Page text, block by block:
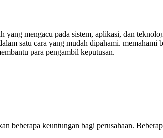
mengacu pada sistem, aplikasi, dan
satu cara yang mudah dipahami.
para pengambil keputusan.
beberapa keuntungan bagi perusahaan.